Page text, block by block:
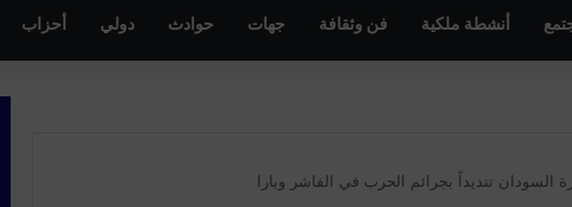
أنشطة ملكية فن وثقافة جهات حوادث دولي أحزاب
السودان تنديداً بجرائم الحرب في الفاشر وبارا